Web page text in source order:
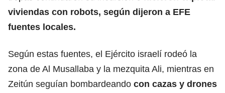
viviendas con robots, según dijeron a EFE
fuentes locales.
Según estas fuentes, el Ejército israelí rodeó la
zona de Al Musallaba y la mezquita Ali, mientras en
Zeitún seguían bombardeando con cazas y drones